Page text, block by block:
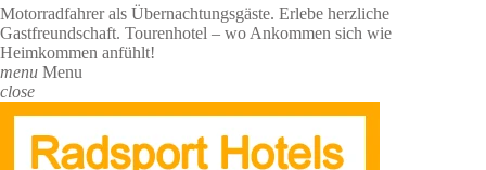
Motorradfahrer als Übernachtungsgäste. Erlebe herzliche
Gastfreundschaft. Tourenhotel – wo Ankommen sich wie
Heimkommen anfühlt!
menu Menu
close